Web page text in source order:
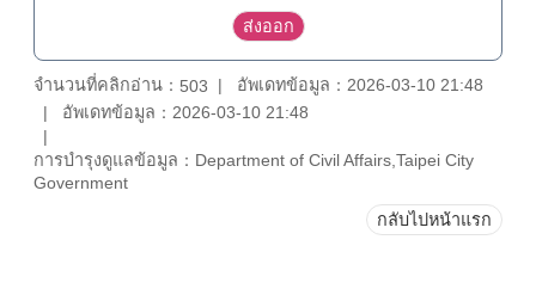
จำนวนที่คลิกอ่าน： 503
อัพเดทข้อมูล：2026-03-10 21:48
อัพเดทข้อมูล：2026-03-10 21:48
การบำรุงดูแลข้อมูล：Department of Civil Affairs,Taipei City
Government
กลับไปหน้าแรก